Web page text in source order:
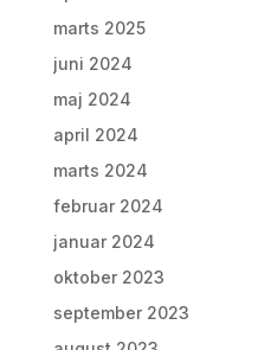
marts 2025
juni 2024
maj 2024
april 2024
marts 2024
februar 2024
januar 2024
oktober 2023
september 2023